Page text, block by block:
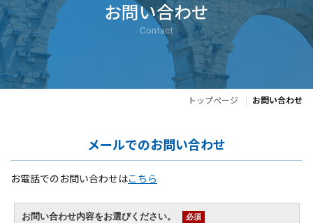
お問い合わせ
Contact
トップページ お問い合わせ
メールでのお問い合わせ
お電話でのお問い合わせはこちら
お問い合わせ内容をお選びください。 必須